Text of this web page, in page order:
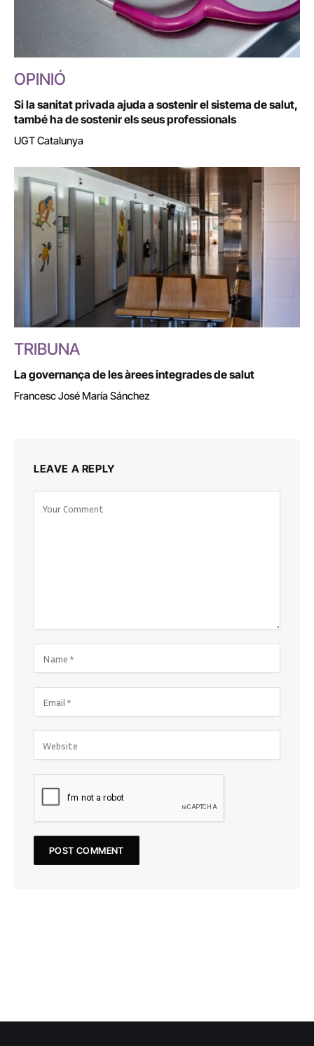
OPINIÓ
Si la sanitat privada ajuda a sostenir el sistema de salut,
també ha de sostenir els seus professionals
UGT Catalunya
TRIBUNA
La governança de les àrees integrades de salut
Francesc José María Sánchez
LEAVE A REPLY